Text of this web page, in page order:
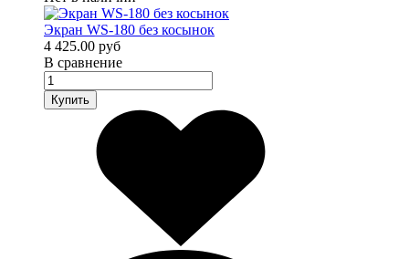
Экран WS-180 без косынок
4 425.00 руб
В сравнение
Купить